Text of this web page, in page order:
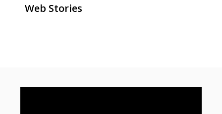
Web Stories
ghar baithe online paise kaise